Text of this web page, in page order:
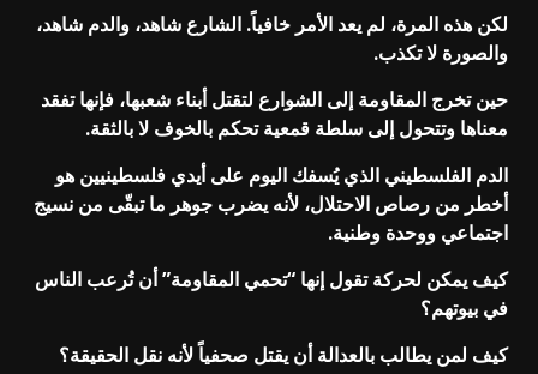
لكن هذه المرة، لم يعد الأمر خافياً. الشارع شاهد، والدم شاهد،
والصورة لا تكذب.
حين تخرج المقاومة إلى الشوارع لتقتل أبناء شعبها، فإنها تفقد
معناها وتتحول إلى سلطة قمعية تحكم بالخوف لا بالثقة.
الدم الفلسطيني الذي يُسفك اليوم على أيدي فلسطينيين هو
أخطر من رصاص الاحتلال، لأنه يضرب جوهر ما تبقّى من نسيج
اجتماعي ووحدة وطنية.
كيف يمكن لحركة تقول إنها “تحمي المقاومة” أن تُرعب الناس
في بيوتهم؟
كيف لمن يطالب بالعدالة أن يقتل صحفياً لأنه نقل الحقيقة؟